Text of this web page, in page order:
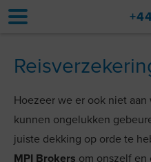
Home
Accommodaties
Extra Diensten
Hoezeer we er ook niet
kunnen ongelukken
juiste dekking op orde te
MPI Brokers om onszelf en